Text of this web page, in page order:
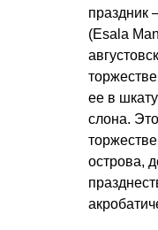
праздник
(Esala
ее в
слона.
острова,